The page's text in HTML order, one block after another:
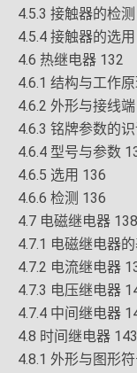
4.5.3 接触器的检
4.5.4 接触器的选
4.6 热继电器 132
4.6.1 结构与工作
4.6.2 外形与接线
4.6.3 铭牌参数的
4.6.4 型号与参数
4.6.5 选用 136
4.6.6 检测 136
4.7 电磁继电器 138
4.7.1 电磁继电器
4.7.2 电流继电器
4.7.3 电压继电器
4.7.4 中间继电器
4.8 时间继电器 143
4.8.1 外形与图形